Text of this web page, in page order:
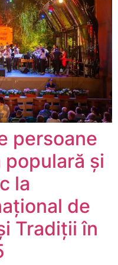
persoane
și
la
de
Tradiții în